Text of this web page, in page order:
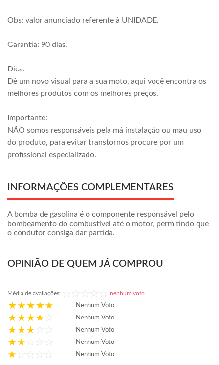
Obs: valor anunciado referente à UNIDADE.
Garantia: 90 dias.
Dica:
Dê um novo visual para a sua moto, aqui você encontra os
melhores produtos com os melhores preços.
Importante:
NÃO somos responsáveis pela má instalação ou mau uso
do produto, para evitar transtornos procure por um
profissional especializado.
INFORMAÇÕES COMPLEMENTARES
A bomba de gasolina é o componente responsável pelo
bombeamento do combustível até o motor, permitindo que
o condutor consiga dar partida.
OPINIÃO DE QUEM JÁ COMPROU
Média de avaliações: nenhum voto
Nenhum Voto
Nenhum Voto
Nenhum Voto
Nenhum Voto
Nenhum Voto